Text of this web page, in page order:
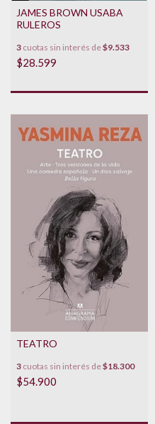
JAMES BROWN USABA
RULEROS
3 cuotas sin interés de$9.533
$28.599
TEATRO
3 cuotas sin interés de$18.300
$54.900